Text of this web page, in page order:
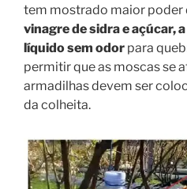
tem mostrado maior poder
vinagre de sidra e açúcar,
líquido sem odor para
permitir que as moscas se
armadilhas devem ser
da colheita.